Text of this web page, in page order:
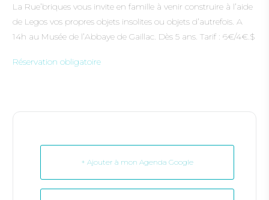
La Rue’briques vous invite en famille à venir construire à l’aide
de Legos vos propres objets insolites ou objets d’autrefois. A
14h au Musée de l’Abbaye de Gaillac. Dès 5 ans. Tarif : 6€/4€.$
Réservation obligatoire
+ Ajouter à mon Agenda Google